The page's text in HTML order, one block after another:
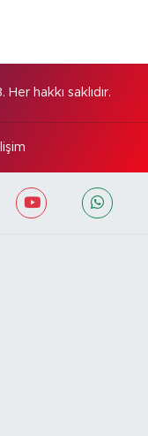
hakkı saklıdır.